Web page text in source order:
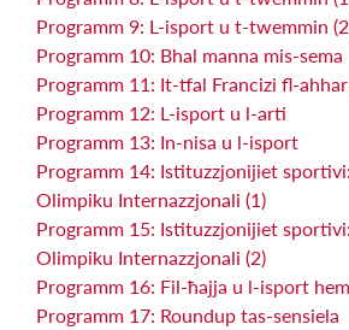
Programm 9: L-isport u t-twemmin
Programm 10: Bhal manna mis-sema
Programm 11: It-tfal Francizi fl-
Programm 12: L-isport u l-arti
Programm 13: In-nisa u l-isport
Programm 14: Istituzzjonijiet
Olimpiku Internazzjonali (1)
Programm 15: Istituzzjonijiet
Olimpiku Internazzjonali (2)
Programm 16: Fil-ħajja u l-isport
Programm 17: Roundup tas-sensiela